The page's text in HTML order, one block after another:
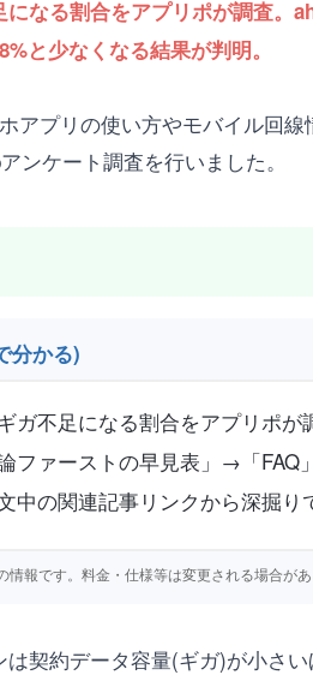
なる割合をアプリポが調査。
と少なくなる結果が判明。
アプリの使い方やモバイル回
ンケート調査を行いました。
分かる)
ガ不足になる割合をアプリポ
ファーストの早見表」→「FAQ
中の関連記事リンクから深掘り
報です。料金・仕様等は変更される場合が
契約データ容量(ギガ)が小さ